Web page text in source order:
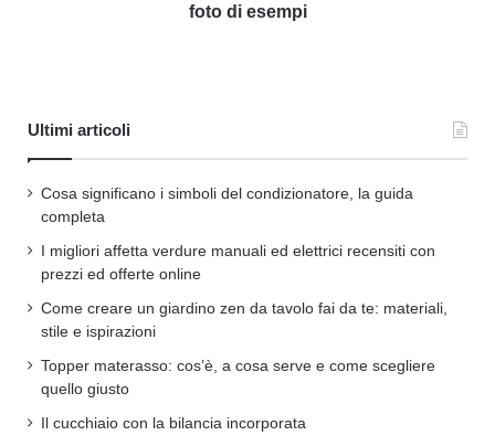
foto di esempi
Ultimi articoli
Cosa significano i simboli del condizionatore, la guida
completa
I migliori affetta verdure manuali ed elettrici recensiti con
prezzi ed offerte online
Come creare un giardino zen da tavolo fai da te: materiali,
stile e ispirazioni
Topper materasso: cos’è, a cosa serve e come scegliere
quello giusto
Il cucchiaio con la bilancia incorporata